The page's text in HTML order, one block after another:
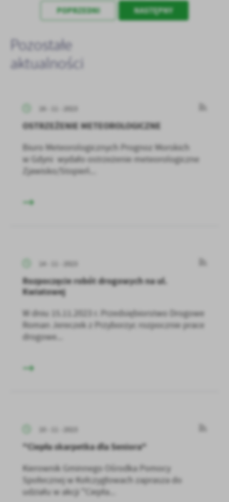
POPRZEDNI NASTĘPNY
Pozostałe
aktualności
16 - 11 - 2023
OSTRZEŻENIE METEOROLOGICZNE
Biuro Meteorologicznych Prognoz Morskich
w Gdyni wydało ostrzeżenie meteorologiczne
Zjawisko/Stopień...
14 - 11 - 2023
Rozpoczęcie robót drogowych na ul.
Kwiatowej
W dniu 15.11.2023 r. Przedsiębiorstwo Drogowe
Roman Jereczek z Przyborzyc rozpocznie prace
drogowe...
10 - 11 - 2023
"Ciepła skarpetka dla Seniora"
Kierownik Gminnego Ośrodka Pomocy
Społecznej w Kołczygłowach zaprasza do
udziału w akcji "Ciepła...